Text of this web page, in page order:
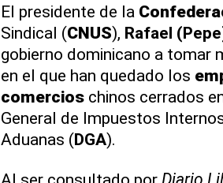
El presidente de la
Sindical (CNUS), Rafael
gobierno dominicano a tomar
en el que han quedado los
comercioschinos cerrados
General de Impuestos
Aduanas (DGA).